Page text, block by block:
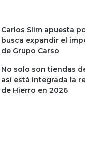
Carlos Slim apuesta
busca expandir el
de Grupo Carso
No solo son tiendas
así está integrada la
de Hierro en 2026